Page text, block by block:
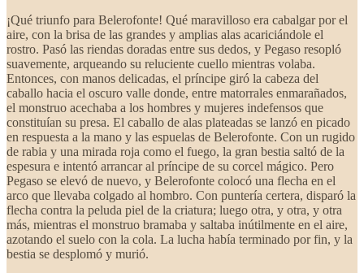
¡Qué triunfo para Belerofonte! Qué maravilloso era cabalgar por el
aire, con la brisa de las grandes y amplias alas acariciándole el
rostro. Pasó las riendas doradas entre sus dedos, y Pegaso resopló
suavemente, arqueando su reluciente cuello mientras volaba.
Entonces, con manos delicadas, el príncipe giró la cabeza del
caballo hacia el oscuro valle donde, entre matorrales enmarañados,
el monstruo acechaba a los hombres y mujeres indefensos que
constituían su presa. El caballo de alas plateadas se lanzó en picado
en respuesta a la mano y las espuelas de Belerofonte. Con un rugido
de rabia y una mirada roja como el fuego, la gran bestia saltó de la
espesura e intentó arrancar al príncipe de su corcel mágico. Pero
Pegaso se elevó de nuevo, y Belerofonte colocó una flecha en el
arco que llevaba colgado al hombro. Con puntería certera, disparó la
flecha contra la peluda piel de la criatura; luego otra, y otra, y otra
más, mientras el monstruo bramaba y saltaba inútilmente en el aire,
azotando el suelo con la cola. La lucha había terminado por fin, y la
bestia se desplomó y murió.